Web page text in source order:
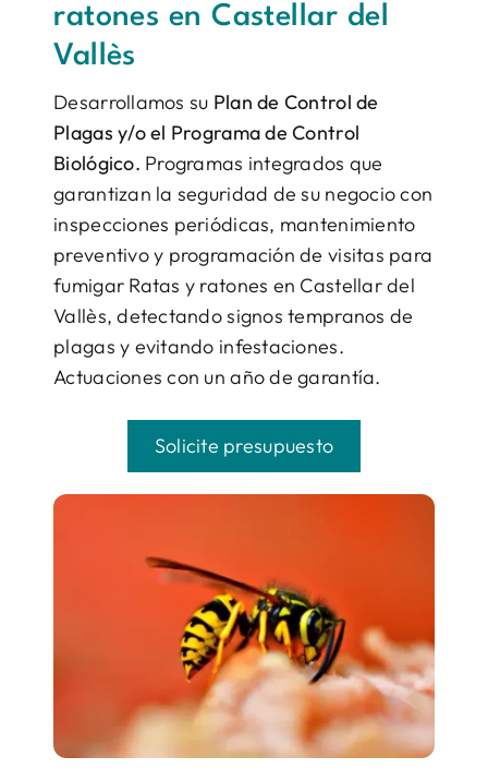
ratones en Castellar del
Vallès
Desarrollamos su Plan de Control de
Plagas y/o el Programa de Control
Biológico. Programas integrados que
garantizan la seguridad de su negocio con
inspecciones periódicas, mantenimiento
preventivo y programación de visitas para
fumigar Ratas y ratones en Castellar del
Vallès, detectando signos tempranos de
plagas y evitando infestaciones.
Actuaciones con un año de garantía.
Solicite presupuesto